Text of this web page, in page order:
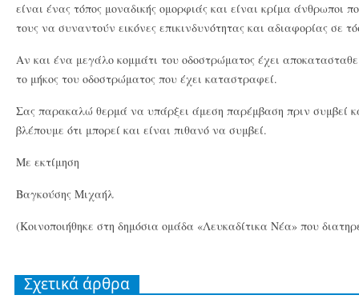
είναι ένας τόπος μοναδικής ομορφιάς και είναι κρίμα άνθρωποι
τους να συναντούν εικόνες επικινδυνότητας και αδιαφορίας σε
Αν και ένα μεγάλο κομμάτι του οδοστρώματος έχει
το μήκος του οδοστρώματος που έχει καταστραφεί.
Σας παρακαλώ θερμά να υπάρξει άμεση παρέμβαση πριν συμβεί
βλέπουμε ότι μπορεί και είναι πιθανό να συμβεί.
Με εκτίμηση
Βαγκούσης Μιχαήλ
(Κοινοποιήθηκε στη δημόσια ομάδα «Λευκαδίτικα Νέα» που
Σχετικά άρθρα